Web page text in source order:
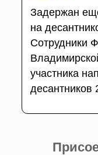
Задержан
на
Сотрудники
участника
десантников